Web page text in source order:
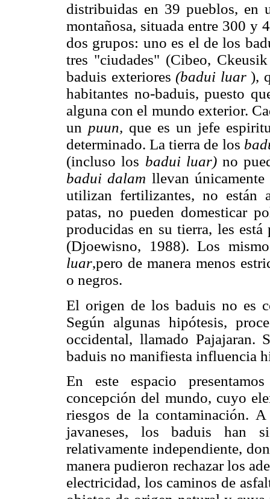
distribuidas en 39 pueblos, en
montañosa, situada entre 300 y
dos grupos: uno es el de los
tres "ciudades" (Cibeo,
baduis exteriores(badui luar),
habitantes no-baduis, puesto
alguna con el mundo exterior.
un puun, que es un jefe
determinado. La tierra de los
(incluso los badui luar)no
badui dalam llevan
utilizan fertilizantes, no están
patas, no pueden domesticar
producidas en su tierra, les
(Djoewisno, 1988). Los
luar,pero de manera menos
o negros.
El origen de los baduis no es
Según algunas hipótesis,
occidental, llamado
baduis no manifiesta influencia
En este espacio
concepción del mundo, cuyo
riesgos de la contaminación.
javaneses, los baduis han
relativamente independiente,
manera pudieron rechazar los
electricidad, los caminos de